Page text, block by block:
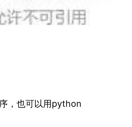
，也可以用python